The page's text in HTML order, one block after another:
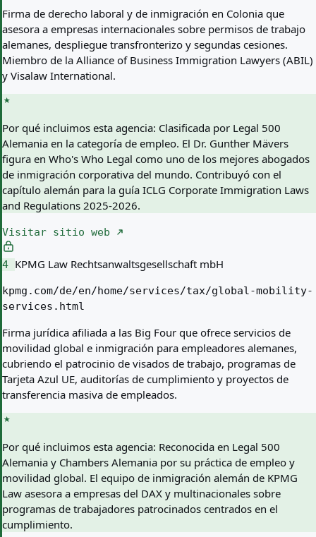
Firma de derecho laboral y de inmigración en Colonia que
asesora a empresas internacionales sobre permisos de trabajo
alemanes, despliegue transfronterizo y segundas cesiones.
Miembro de la Alliance of Business Immigration Lawyers (ABIL)
y Visalaw International.
Por qué incluimos esta agencia: Clasificada por Legal 500
Alemania en la categoría de empleo. El Dr. Gunther Mävers
figura en Who's Who Legal como uno de los mejores abogados
de inmigración corporativa del mundo. Contribuyó con el
capítulo alemán para la guía ICLG Corporate Immigration Laws
and Regulations 2025-2026.
Visitar sitio web
4 KPMG Law Rechtsanwaltsgesellschaft mbH
kpmg.com/de/en/home/services/tax/global-mobility-
services.html
Firma jurídica afiliada a las Big Four que ofrece servicios de
movilidad global e inmigración para empleadores alemanes,
cubriendo el patrocinio de visados de trabajo, programas de
Tarjeta Azul UE, auditorías de cumplimiento y proyectos de
transferencia masiva de empleados.
Por qué incluimos esta agencia: Reconocida en Legal 500
Alemania y Chambers Alemania por su práctica de empleo y
movilidad global. El equipo de inmigración alemán de KPMG
Law asesora a empresas del DAX y multinacionales sobre
programas de trabajadores patrocinados centrados en el
cumplimiento.